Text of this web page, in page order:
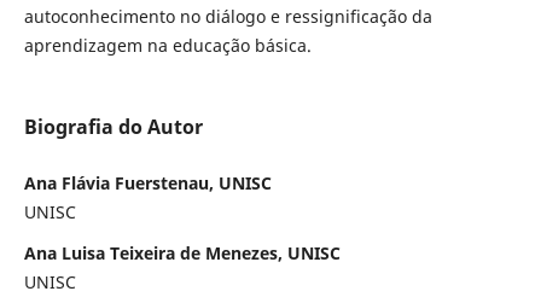
autoconhecimento no diálogo e ressignificação da
aprendizagem na educação básica.
Biografia do Autor
Ana Flávia Fuerstenau, UNISC
UNISC
Ana Luisa Teixeira de Menezes, UNISC
UNISC